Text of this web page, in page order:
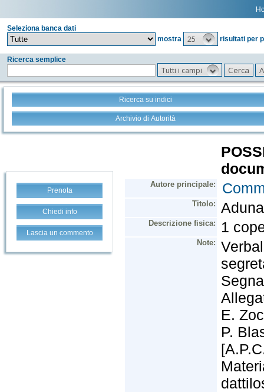
Seleziona banca dati
mostra
25 risultati per
Ricerca semplice
Tutti i campi
Ricerca su indici
Archivio di Autorità
Prenota
Chiedi info
Lascia un commento